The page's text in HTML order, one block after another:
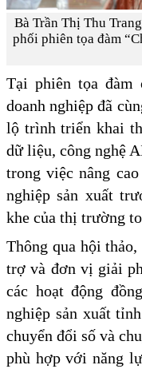
Bà Trần Thị Thu
phối phiên tọa đàm
Tại phiên tọa đàm
doanh nghiệp đã
lộ trình triển khai
dữ liệu, công nghệ
trong việc nâng
nghiệp sản xuất
khe của thị trường
Thông qua hội
trợ và đơn vị giải
các hoạt động
nghiệp sản xuất
chuyển đổi số và
phù hợp với năng